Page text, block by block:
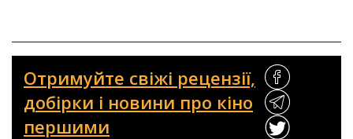
Отримуйте свіжі рецензії,
добірки і новини про кіно
першими